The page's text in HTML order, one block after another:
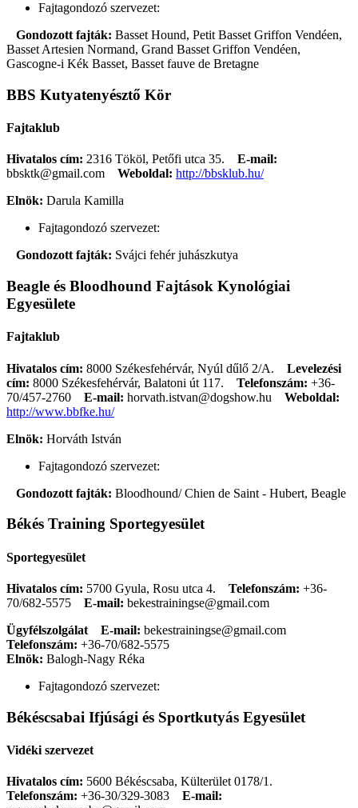
Fajtagondozó szervezet:
Gondozott fajták: Basset Hound, Petit Basset Griffon Vendéen,
Basset Artesien Normand, Grand Basset Griffon Vendéen,
Gascogne-i Kék Basset, Basset fauve de Bretagne
BBS Kutyatenyésztő Kör
Fajtaklub
Hivatalos cím: 2316 Tököl, Petőfi utca 35. E-mail:
bbsktk@gmail.com
Weboldal: http://bbsklub.hu/
Elnök: Darula Kamilla
Fajtagondozó szervezet:
Gondozott fajták: Svájci fehér juhászkutya
Beagle és Bloodhound Fajtások Kynológiai
Egyesülete
Fajtaklub
Hivatalos cím: 8000 Székesfehérvár, Nyúl dűlő 2/A. Levelezési
cím: 8000 Székesfehérvár, Balatoni út 117. Telefonszám: +36-
70/457-2760
E-mail: horvath.istvan@dogshow.hu
Weboldal:
http://www.bbfke.hu/
Elnök: Horváth István
Fajtagondozó szervezet:
Gondozott fajták: Bloodhound/ Chien de Saint - Hubert, Beagle
Békés Training Sportegyesület
Sportegyesület
Hivatalos cím: 5700 Gyula, Rosu utca 4. Telefonszám: +36-
70/682-5575
E-mail: bekestrainingse@gmail.com
Ügyfélszolgálat
E-mail: bekestrainingse@gmail.com
Telefonszám: +36-70/682-5575
Elnök: Balogh-Nagy Réka
Fajtagondozó szervezet:
Békéscsabai Ifjúsági és Sportkutyás Egyesület
Vidéki szervezet
Hivatalos cím: 5600 Békéscsaba, Külterület 0178/1.
Telefonszám: +36-30/329-3083
E-mail: